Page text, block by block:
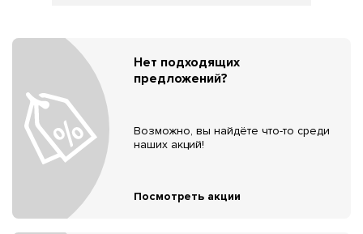
Нет подходящих
предложений?
Возможно, вы найдёте что-то среди
наших акций!
Посмотреть акции